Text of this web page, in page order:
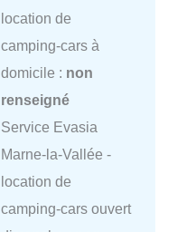
location de
camping-cars à
domicile : non
renseigné
Service Evasia
Marne-la-Vallée -
location de
camping-cars ouvert